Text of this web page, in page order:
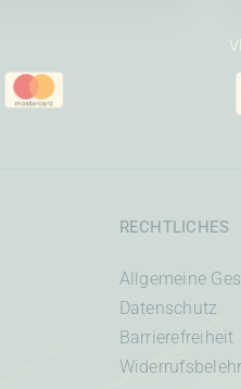
RECHTLICHES
Allgemeine
Datenschutz
Barrierefreiheit